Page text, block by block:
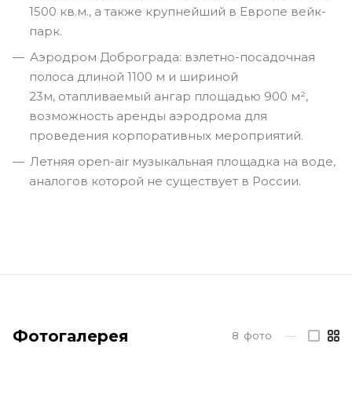
1500 кв.м., а также крупнейший в Европе вейк-
парк.
Аэродром Доброграда: взлетно-посадочная
полоса длиной 1100 м и шириной
23м, отапливаемый ангар площадью 900 м²,
возможность аренды аэродрома для
проведения корпоративных мероприятий.
Летняя open-air музыкальная площадка на воде,
аналогов которой не существует в России.
Фотогалерея 8 фото —